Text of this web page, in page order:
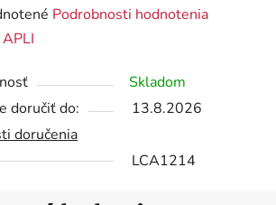
Podrobnosti hodnotenia
APLI
Skladom
doručiť do:
13.8.2026
doručenia
LCA1214